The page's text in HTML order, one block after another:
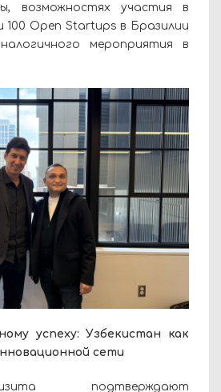
возможностях участия в
100 Open Startups в Бразилии
мероприятия в
успеху: Узбекистан как
сети
подтверждают